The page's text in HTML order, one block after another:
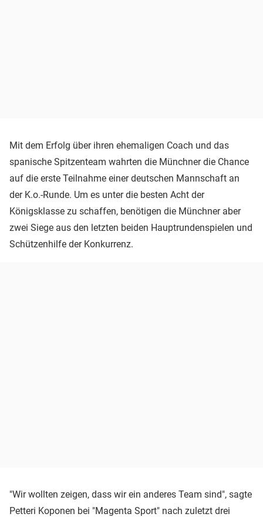
Mit dem Erfolg über ihren ehemaligen Coach und das
spanische Spitzenteam wahrten die Münchner die Chance
auf die erste Teilnahme einer deutschen Mannschaft an
der K.o.-Runde. Um es unter die besten Acht der
Königsklasse zu schaffen, benötigen die Münchner aber
zwei Siege aus den letzten beiden Hauptrundenspielen und
Schützenhilfe der Konkurrenz.
"Wir wollten zeigen, dass wir ein anderes Team sind", sagte
Petteri Koponen bei "Magenta Sport" nach zuletzt drei